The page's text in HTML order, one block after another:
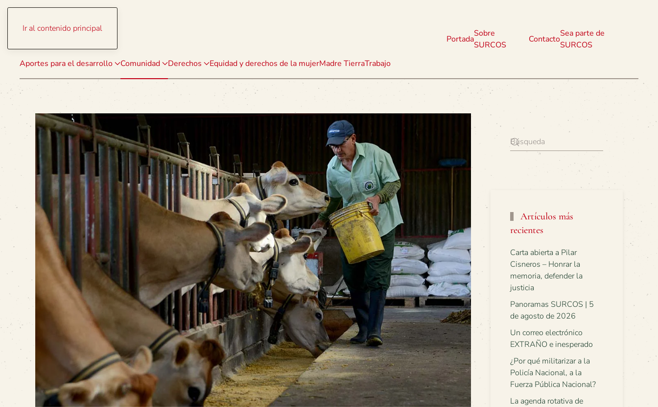
Ir al contenido principal
Aportes para el desarrollo Comunidad Derechos Equidad y derechos de la mujerMadre TierraTrabajo
Portada
Sobre
SURCOS
Contacto
Sea parte de
SURCOS
Artículos más
recientes
Carta abierta a Pilar
Cisneros – Honrar la
memoria, defender la
justicia
Panoramas SURCOS | 5
de agosto de 2026
Un correo electrónico
EXTRAÑO e inesperado
¿Por qué militarizar a la
Policía Nacional, a la
Fuerza Pública Nacional?
La agenda rotativa de